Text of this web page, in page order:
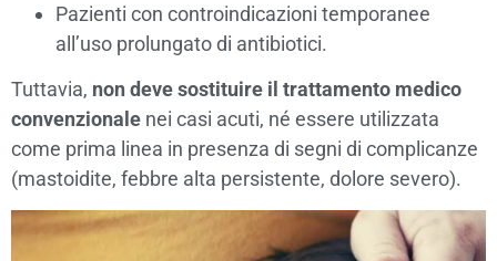
Pazienti con controindicazioni temporanee
all’uso prolungato di antibiotici.
Tuttavia, non deve sostituire il trattamento medico
convenzionale nei casi acuti, né essere utilizzata
come prima linea in presenza di segni di complicanze
(mastoidite, febbre alta persistente, dolore severo).